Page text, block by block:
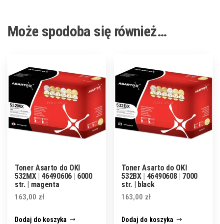
Może spodoba się również…
Toner Asarto do OKI
532MX | 46490606 | 6000
str. | magenta
163,00 zł
Dodaj do koszyka
Toner Asarto do OKI
532BX | 46490608 | 7000
str. | black
163,00 zł
Dodaj do koszyka